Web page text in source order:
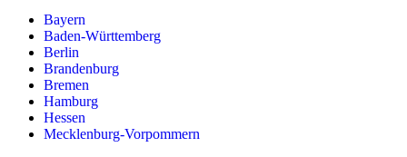
Bayern
Baden-Württemberg
Berlin
Brandenburg
Bremen
Hamburg
Hessen
Mecklenburg-Vorpommern